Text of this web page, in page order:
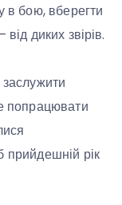
в бою, вберегти
диких звірів.
попрацювати
прийдешній рік